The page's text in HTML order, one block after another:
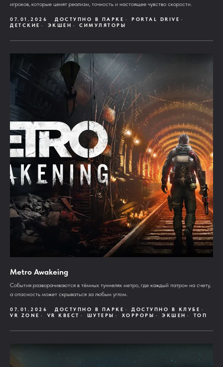
игроков, которые ценят реализм, точность и настоящее чувство скорости.
07.01.2026 ДОСТУПНО В ПАРКЕ
PORTAL DRIVE
ДЕТСКИЕ
ЭКШЕН СИМУЛЯТОРЫ
Metro Awakeing
События разворачиваются в тёмных туннелях метро, где каждый патрон на счету,
а опасность может скрываться за любым углом.
07.01.2026 ДОСТУПНО В ПАРКЕ
ДОСТУПНО В КЛУБЕ
VR ZONE
VR КВЕСТ ШУТЕРЫ ХОРРОРЫ ЭКШЕН ТОП